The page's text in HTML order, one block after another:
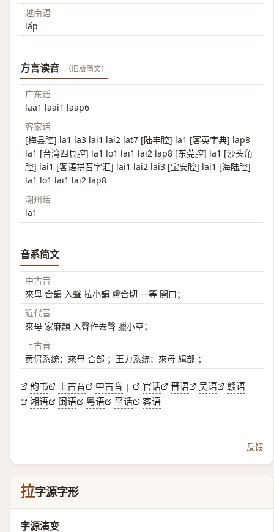
越南语
lấp
方言读音 （旧版简文）
广东话
laa1 laai1 laap6
客家话
[梅县腔] la1 la3 lai1 lai2 lat7 [陆丰腔] la1 [客英字典] lap8
la1 [台湾四县腔] la1 lo1 lai1 lai2 lap8 [东莞腔] la1 [沙头角
腔] lai1 [客语拼音字汇] lai1 lai2 lai3 [宝安腔] lai1 [海陆腔]
la1 lo1 lai1 lai2 lap8
潮州话
la1
音系简文
中古音
來母 合韻 入聲 拉小韻 盧合切 一等 開口；
近代音
來母 家麻韻 入聲作去聲 臘小空；
上古音
黄侃系统：來母 合部 ；王力系统：來母 緝部 ；
韵书 上古音 中古音 | 官话 晋语 吴语
赣语
湘语
闽语 粤语 平话 客语
反馈
拉字源字形
字源演变